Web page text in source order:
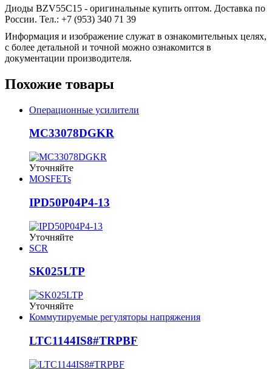
Диоды BZV55C15 - оригинальные купить оптом. Доставка по
России. Тел.: +7 (953) 340 71 39
Информация и изображение служат в ознакомительных целях,
с более детальной и точной можно ознакомится в
документации производителя.
Похожие товары
Операционные усилители
MC33078DGKR
Уточняйте
MOSFETs
IPD50P04P4-13
Уточняйте
SCR
SK025LTP
Уточняйте
Коммутируемые регуляторы напряжения
LTC1144IS8#TRPBF